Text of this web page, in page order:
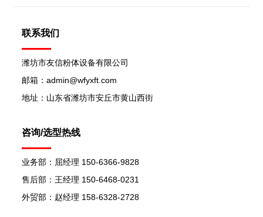
联系我们
潍坊市友信粉体设备有限公司
邮箱：admin@wfyxft.com
地址：山东省潍坊市安丘市黄山西街
咨询/选型热线
业务部：屈经理 150-6366-9828
售后部：王经理 150-6468-0231
外贸部：赵经理 158-6328-2728